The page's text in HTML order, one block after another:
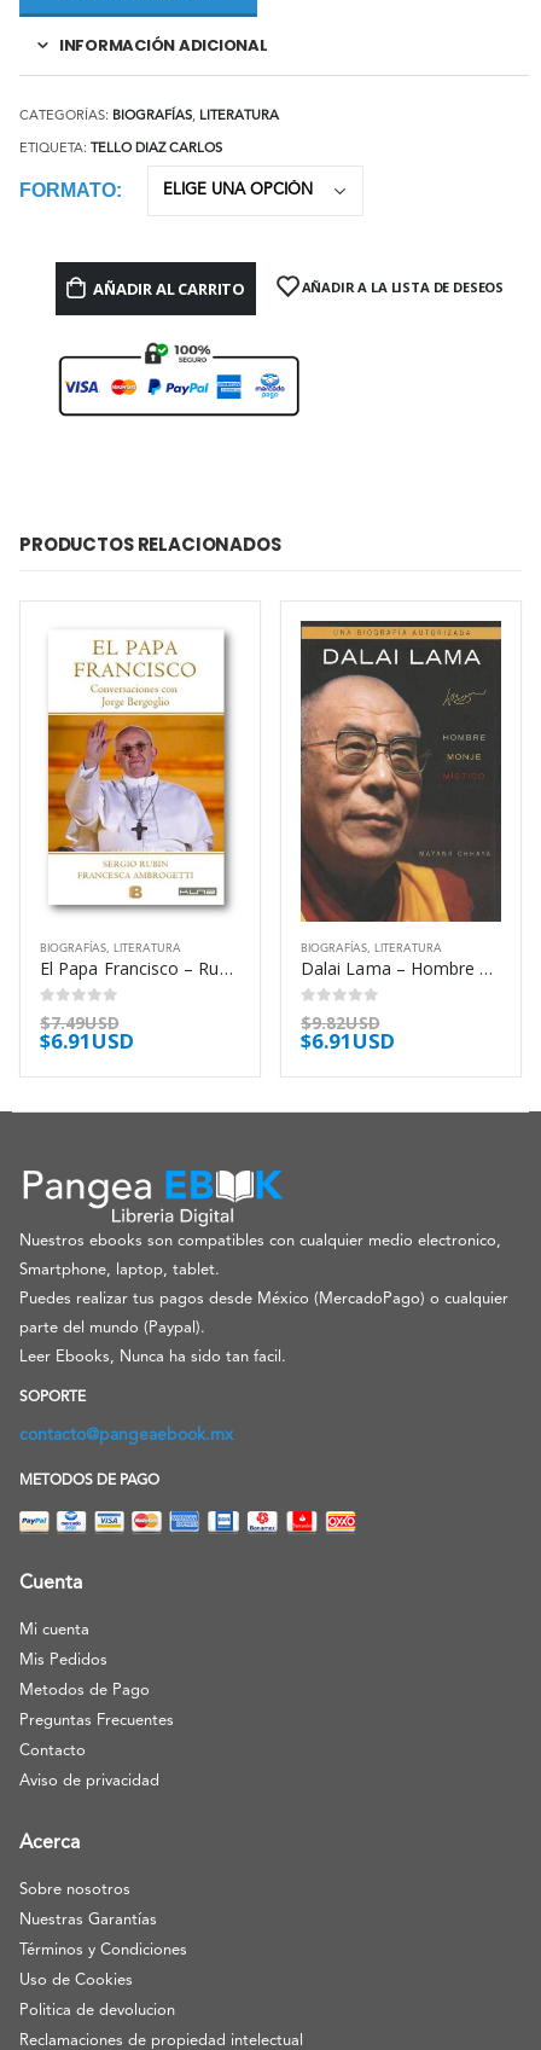
INFORMACIÓN ADICIONAL
CATEGORÍAS: BIOGRAFÍAS, LITERATURA
ETIQUETA: TELLO DIAZ CARLOS
FORMATO
AÑADIR AL CARRITO AÑADIR A LA LISTA DE DESEOS
PRODUCTOS RELACIONADOS
BIOGRAFÍAS, LITERATURA
El Papa Francisco – Rubin Sergio
0out of 5
$7.49USD
$6.91USD
BIOGRAFÍAS, LITERATURA
Dalai Lama – Hombre Monje Mistico – Chhaya Mayank
0out of 5
$9.82USD
$6.91USD
Nuestros ebooks son compatibles con cualquier medio electronico,
Smartphone, laptop, tablet.
Puedes realizar tus pagos desde México (MercadoPago) o cualquier
parte del mundo (Paypal).
Leer Ebooks, Nunca ha sido tan facil.
SOPORTE
contacto@pangeaebook.mx
METODOS DE PAGO
Cuenta
Mi cuenta
Mis Pedidos
Metodos de Pago
Preguntas Frecuentes
Contacto
Aviso de privacidad
Acerca
Sobre nosotros
Nuestras Garantías
Términos y Condiciones
Uso de Cookies
Politica de devolucion
Reclamaciones de propiedad intelectual